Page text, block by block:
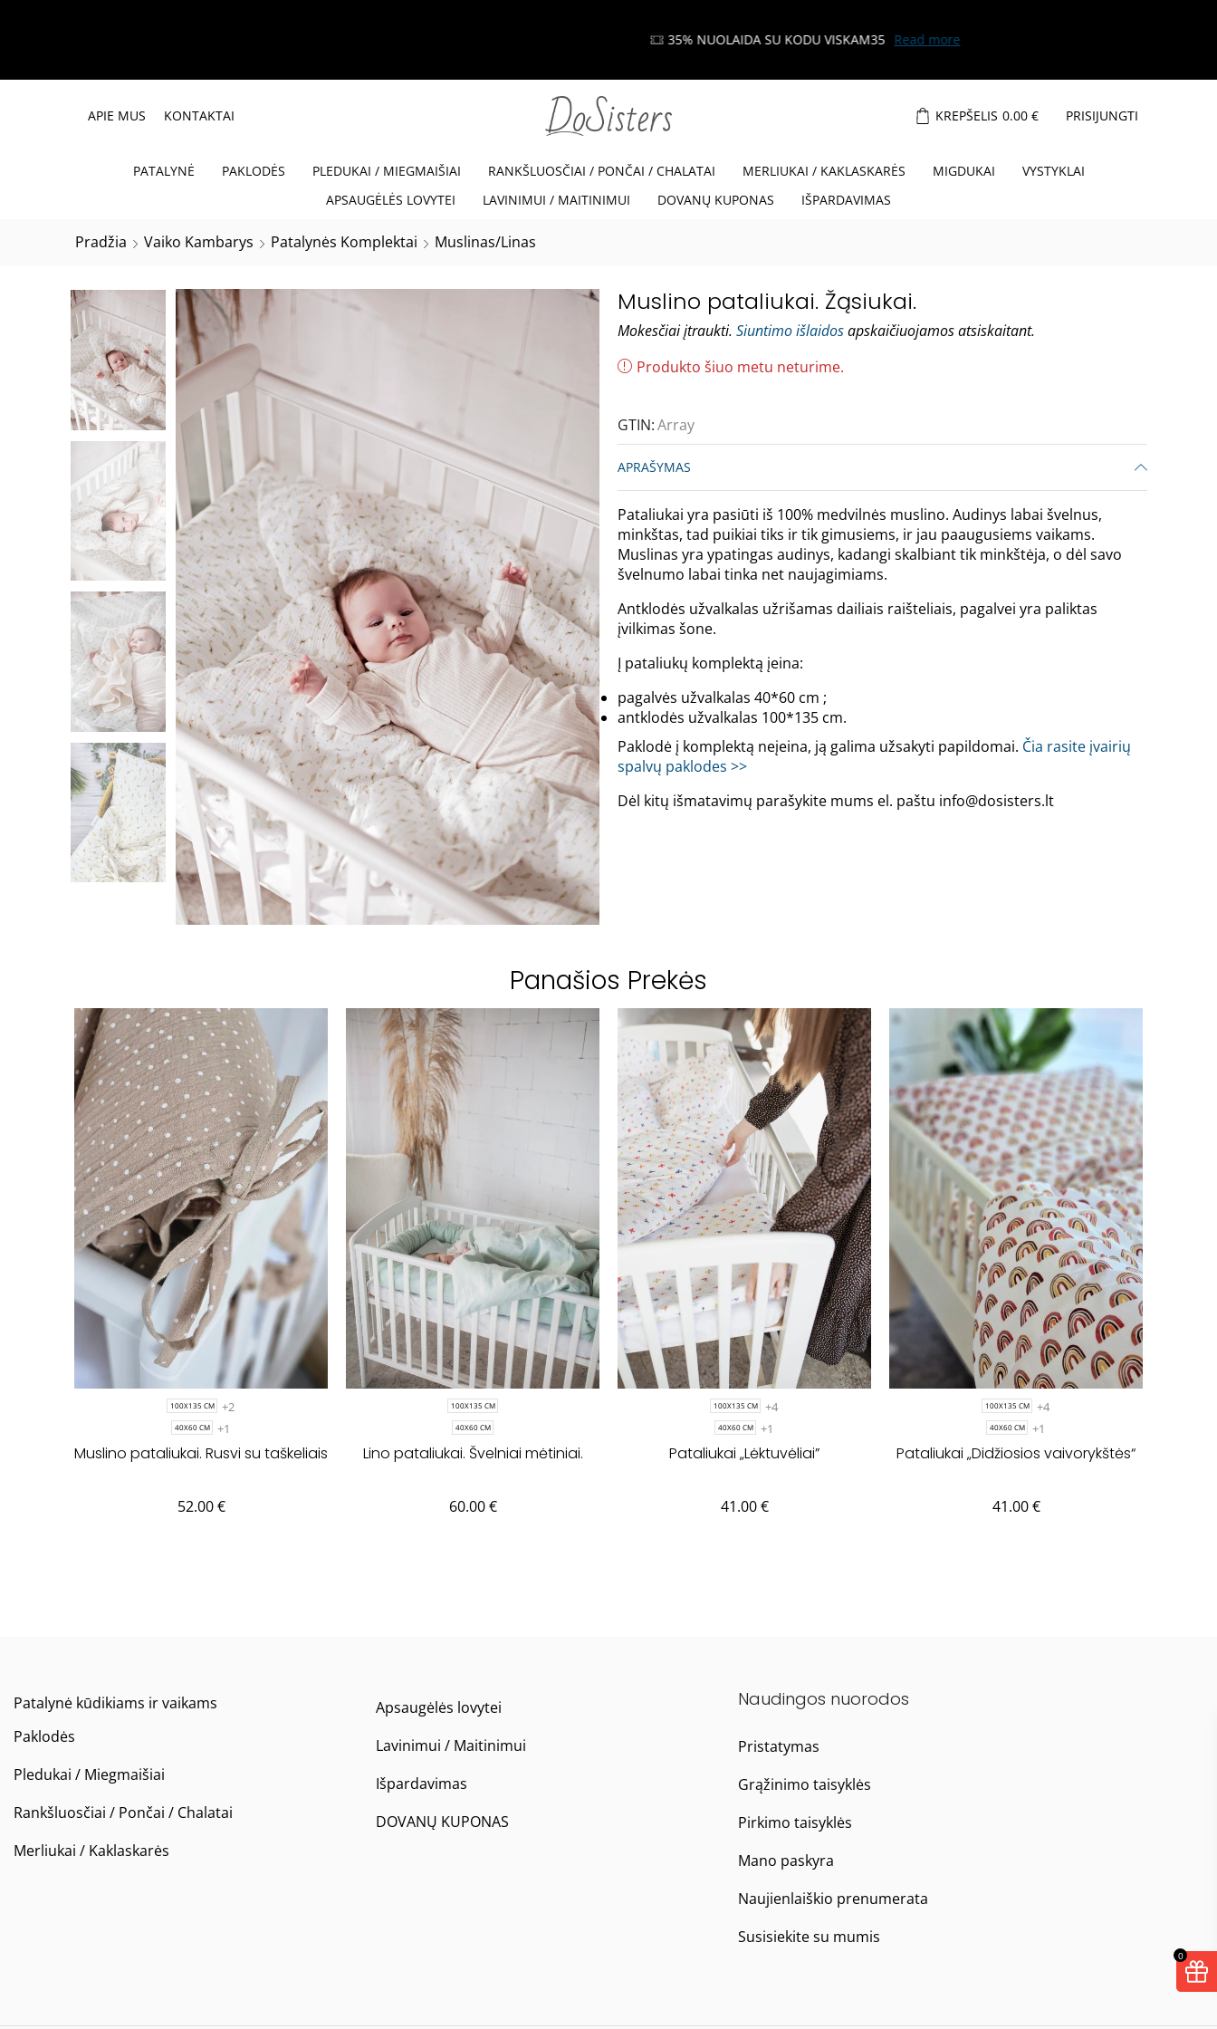
35% NUOLAIDA SU KODU VISKAM35 Read more
APIE MUS KONTAKTAI KREPŠELIS 0.00 € PRISIJUNGTI
PATALYNĖ PAKLODĖS PLEDUKAI / MIEGMAIŠIAI RANKŠLUOSČIAI / PONČAI / CHALATAI MERLIUKAI / KAKLASKARĖS MIGDUKAI
VYSTYKLAI
APSAUGĖLĖS LOVYTEI
LAVINIMUI / MAITINIMUI DOVANŲ KUPONAS IŠPARDAVIMAS
Pradžia Vaiko Kambarys Patalynės Komplektai Muslinas/Linas
Muslino pataliukai. Žąsiukai.
Mokesčiai įtraukti. Siuntimo išlaidosapskaičiuojamos atsiskaitant.
Produkto šiuo metu neturime.
GTIN:Array
APRAŠYMAS
Pataliukai yra pasiūti iš 100% medvilnės muslino. Audinys labai švelnus,
minkštas, tad puikiai tiks ir tik gimusiems, ir jau paaugusiems vaikams.
Muslinas yra ypatingas audinys, kadangi skalbiant tik minkštėja, o dėl savo
švelnumo labai tinka net naujagimiams.
Antklodės užvalkalas užrišamas dailiais raišteliais, pagalvei yra paliktas
įvilkimas šone.
Į pataliukų komplektą įeina:
pagalvės užvalkalas 40*60 cm ;
antklodės užvalkalas 100*135 cm.
Paklodė į komplektą neįeina, ją galima užsakyti papildomai. Čia rasite įvairių
spalvų paklodes >>
Dėl kitų išmatavimų parašykite mums el. paštu info@dosisters.lt
Panašios Prekės
100X135 CM +2
40X60 CM +1
Muslino pataliukai. Rusvi su taškeliais
52.00€
100X135 CM
40X60 CM
Lino pataliukai. Švelniai mėtiniai.
60.00€
100X135 CM +4
40X60 CM +1
Pataliukai „Lėktuvėliai”
41.00€
100X135 CM +4
40X60 CM +1
Pataliukai „Didžiosios vaivorykštės“
41.00€
Patalynė kūdikiams ir vaikams
Paklodės
Pledukai / Miegmaišiai
Rankšluosčiai / Pončai / Chalatai
Merliukai / Kaklaskarės
Apsaugėlės lovytei
Lavinimui / Maitinimui
Išpardavimas
DOVANŲ KUPONAS
Naudingos nuorodos
Pristatymas
Grąžinimo taisyklės
Pirkimo taisyklės
Mano paskyra
Naujienlaiškio prenumerata
Susisiekite su mumis
0